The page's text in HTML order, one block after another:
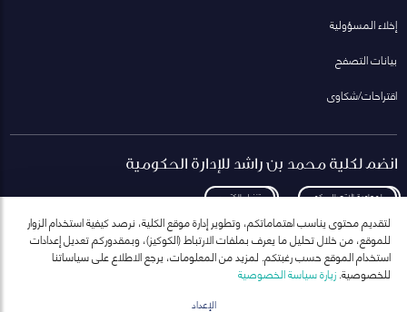
إخلاء المسؤولية
بيانات التصفح
اقتراحات/شكاوى
انضم لكلية محمد بن راشد للإدارة الحكومية
لمعاودة الاتصال بكم تنزيل الكتيب
انضم إلى قائمة مراسلاتنا
لتقديم محتوى يناسب اهتماماتكم، وتطوير إدارة موقع الكلية، نرصد كيفية استخدام الزوار
للموقع، من خلال تحليل ما يعرف بملفات الارتباط (الكوكيز)، وبمقدوركم تعديل إعدادات
استخدام الموقع حسب رغبتكم. لمزيد من المعلومات، يرجع الاطلاع على سياساتنا
للخصوصية.زيارة سياسة الخصوصية
الإعداد